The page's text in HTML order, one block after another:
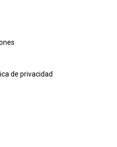
de privacidad